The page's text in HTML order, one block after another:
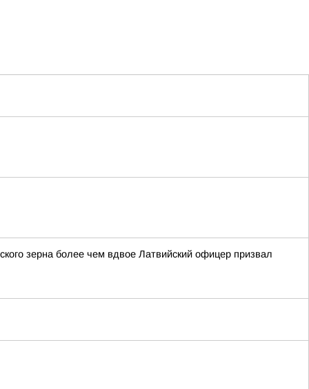
зерна более чем вдвое Латвийский офицер призвал